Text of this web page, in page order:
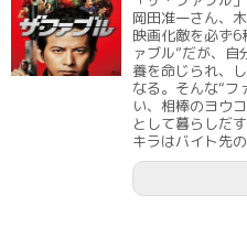
岡田准一さん、
映画化敵を必ず6
ァブル”だが、
養を命じられ、
なる。そんな“フ
い、相棒のヨウ
として暮らしだ
キラはバイト先